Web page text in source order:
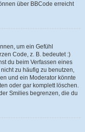
über BBCode erreicht
um ein Gefühl
Code, z. B. bedeutet :)
du beim Verfassen eines
zu häufig zu benutzen,
und ein Moderator könnte
oder gar komplett löschen.
Smilies begrenzen, die du